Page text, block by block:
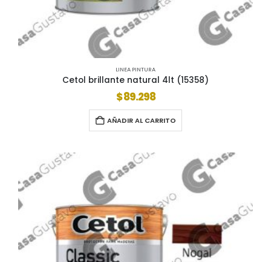
LINEA PINTURA
Cetol brillante natural 4lt (15358)
$89.298
AÑADIR AL CARRITO